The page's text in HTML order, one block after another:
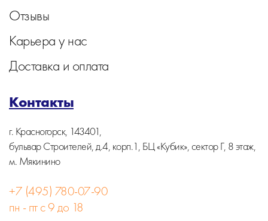
Отзывы
Карьера у нас
Доставка и оплата
Контакты
г. Красногорск, 143401,
бульвар Строителей, д.4, корп.1, БЦ «Кубик», сектор Г, 8 этаж,
м. Мякинино
+7 (495) 780-07-90
пн - пт с 9 до 18